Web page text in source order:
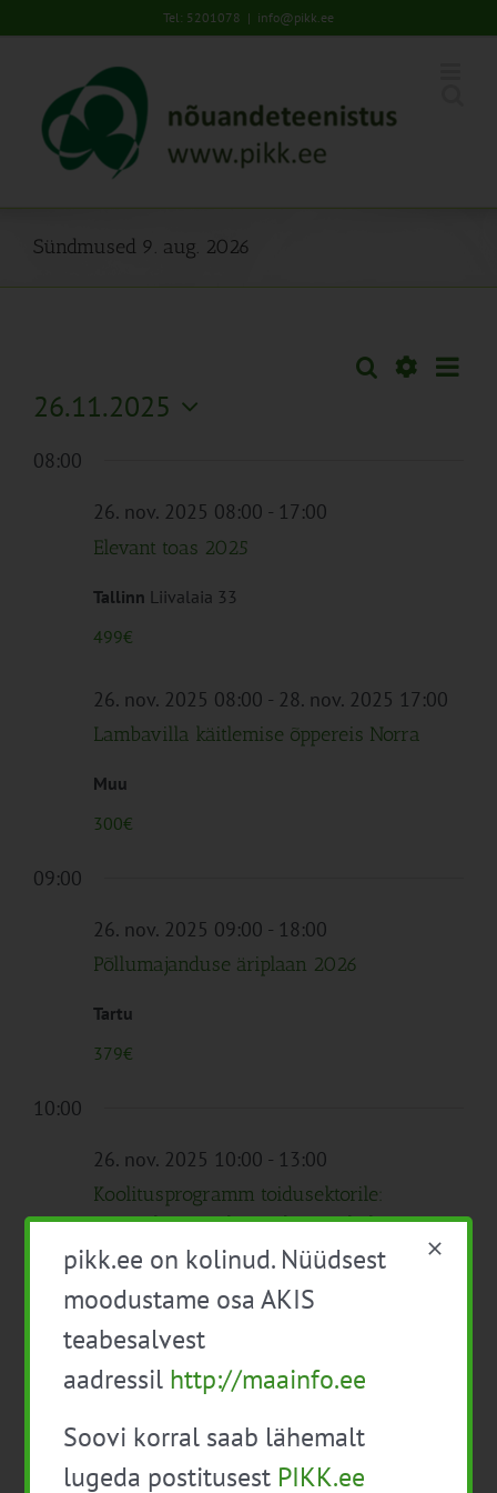
to
Tel: 5201078 | info@pikk.ee
Sündmused 9. aug. 2026
Sündmused
Otsi Päev
26.11.2025
kuupäev.
08:00
26. nov. 2025 08:00 - 17:00
Elevant toas 2025
Tallinn Liivalaia 33
499€
26. nov. 2025 08:00 - 28. nov. 2025 17:00
Lambavilla käitlemise õppereis Norra
Muu
300€
09:00
26. nov. 2025 09:00 - 18:00
Põllumajanduse äriplaan 2026
Tartu
379€
10:00
26. nov. 2025 10:00 - 13:00
Koolitusprogramm toidusektorile:
Digitaalne müük ja rahvusvaheline e-
kaubandus
Veebis
Tasuta
Eelmine päev Järgmine päev
pikk.ee on kolinud. Nüüdsest
moodustame osa AKIS
teabesalvest
aadressil http://maainfo.ee
Soovi korral saab lähemalt
lugeda postitusest PIKK.ee